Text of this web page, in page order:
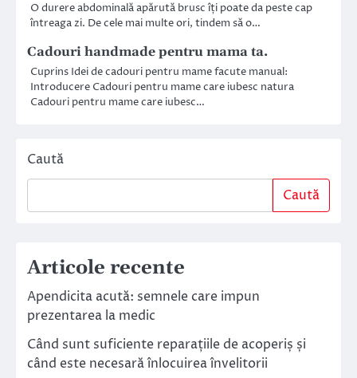
O durere abdominală apărută brusc îți poate da peste cap
întreaga zi. De cele mai multe ori, tindem să o…
Cadouri handmade pentru mama ta.
Cuprins Idei de cadouri pentru mame facute manual:
Introducere Cadouri pentru mame care iubesc natura
Cadouri pentru mame care iubesc…
Caută
Caută
Articole recente
Apendicita acută: semnele care impun
prezentarea la medic
Când sunt suficiente reparațiile de acoperiș și
când este necesară înlocuirea învelitorii